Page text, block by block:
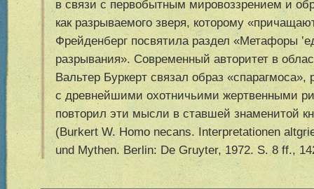
в связи с первобытным мировоззрением и
как разрываемого зверя, которому
Фрейденберг посвятила раздел «Метафоры‛
разрывания». Современный авторитет в
Вальтер Буркерт связал образ «спарагмоса»,
с древнейшими охотничьими жертвенными
повторил эти мысли в ставшей знаменитой
(Burkert W. Homo necans. Interpretationen
und Mythen. Berlin: De Gruyter, 1972. S. 8 ff.,